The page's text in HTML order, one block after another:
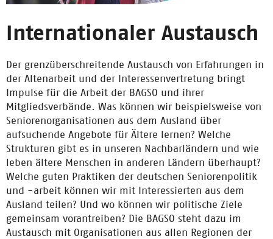
Internationaler Austausch
Der grenzüberschreitende Austausch von Erfahrungen in
der Altenarbeit und der Interessenvertretung bringt
Impulse für die Arbeit der BAGSO und ihrer
Mitgliedsverbände. Was können wir beispielsweise von
Seniorenorganisationen aus dem Ausland über
aufsuchende Angebote für Ältere lernen? Welche
Strukturen gibt es in unseren Nachbarländern und wie
leben ältere Menschen in anderen Ländern überhaupt?
Welche guten Praktiken der deutschen Seniorenpolitik
und -arbeit können wir mit Interessierten aus dem
Ausland teilen? Und wo können wir politische Ziele
gemeinsam vorantreiben? Die BAGSO steht dazu im
Austausch mit Organisationen aus allen Regionen der